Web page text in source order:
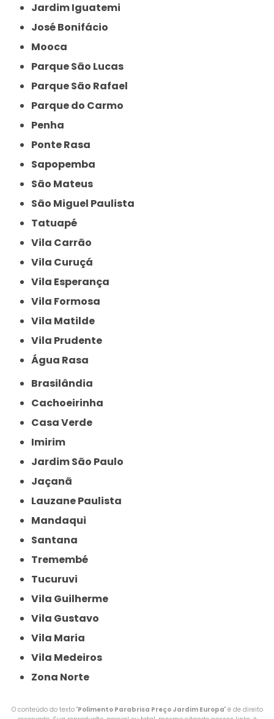
Jardim Iguatemi
José Bonifácio
Mooca
Parque São Lucas
Parque São Rafael
Parque do Carmo
Penha
Ponte Rasa
Sapopemba
São Mateus
São Miguel Paulista
Tatuapé
Vila Carrão
Vila Curuçá
Vila Esperança
Vila Formosa
Vila Matilde
Vila Prudente
Água Rasa
Brasilândia
Cachoeirinha
Casa Verde
Imirim
Jardim São Paulo
Jaçanã
Lauzane Paulista
Mandaqui
Santana
Tremembé
Tucuruvi
Vila Guilherme
Vila Gustavo
Vila Maria
Vila Medeiros
Zona Norte
O conteúdo do texto "Polimento Parabrisa Preço Jardim Europa" é de direito